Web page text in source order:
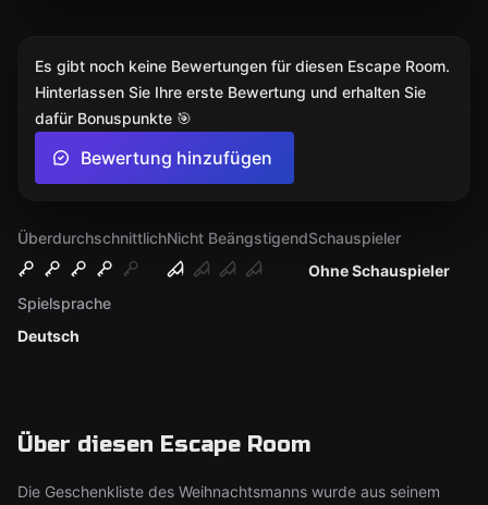
ÜberdurchschnittlichNicht Beängstigend
Ohne Schauspieler
Schauspieler
Deutsch
Spielsprache
Über diesen Escape Room
Die Geschenkliste des Weihnachtsmanns wurde aus seinem
Es gibt noch keine Bewertungen für diesen Escape Room.
Hinterlassen Sie Ihre erste Bewertung und erhalten Sie
dafür Bonuspunkte 🎯
Bewertung hinzufügen